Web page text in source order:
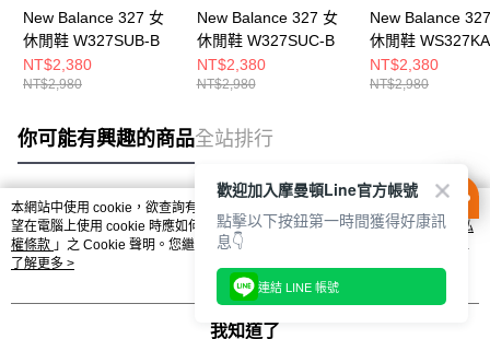
New Balance 327 女
休閒鞋 W327SUB-B
NT$2,380
NT$2,980
New Balance 327 女
休閒鞋 W327SUC-B
NT$2,380
NT$2,980
New Balance
休閒鞋
NT$2,380
NT$2,980
你可能有興趣的商品全站排行
熱門標籤
本網站中使用 cookie，欲查詢有關本網站使用 cookie 方式之詳情，及若您不希
望在電腦上使用 cookie 時應如何變更電腦的 cookie 設定，請參閱本網站「
隱私
權條款 」之 Cookie 聲明。您繼續使用本網站即表示您同意本公司得按本網站使
用條款之 Cookie 聲明使用 cookie。
了解更多 >
我知道了
歡迎加入摩曼頓Line官方帳號
點擊以下按鈕第一時間獲得好康訊
息👇
連結 LINE 帳號